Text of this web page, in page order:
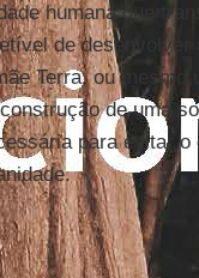
humana que
de
Terra, ou mesmo
de uma
para evitar o